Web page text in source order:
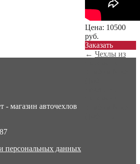
Цена: 10500
руб.
Заказать
← Чехлы из
- магазин авточехлов
персональных данных